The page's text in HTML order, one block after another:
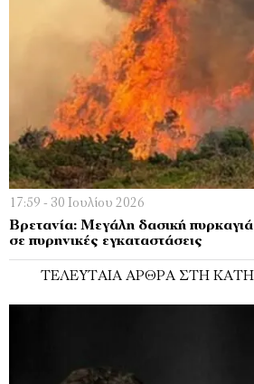
17:59 - 30 Ιουλίου 2026
Βρετανία: Μεγάλη δασική
σε πυρηνικές εγκαταστάσεις
ΤΕΛΕΥΤΑΊΑ ΆΡΘΡΑ ΣΤΗ